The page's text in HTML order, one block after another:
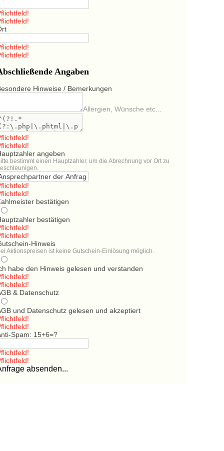
Angaben
Hinweise / Bemerkungen
Allergien, Wünsche etc...
angeben
bestimmt einen Hauptzahler, um die Abrechnung vor Ort zu
bestätigen
bestätigen
Hinweis
Aktionspreisen ist keine Gutschein-Einlösung möglich.
habe den Hinweis gelesen und verstanden
& Datenschutz
und Datenschutz gelesen und akzeptiert
Spam: 15+6=?
absenden...